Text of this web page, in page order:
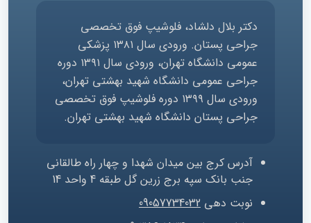
دکتر بلال دلشاد، فلوشیپ فوق تخصصی
جراحی پستان. ورودی سال ۱۳۸۱ پزشکی
عمومی دانشگاه تهران، ورودی سال ۱۳۹۱ دوره
جراحی عمومی دانشگاه شهید بهشتی تهران،
ورودی سال ۱۳۹۹ دوره فلوشیپ فوق تخصصی
جراحی پستان دانشگاه شهید بهشتی تهران.
آدرس کرج بین میدان شهدا و چهار راه طالقانی
جنب بانک سپه برج زرین گل طبقه 4 واحد 14
نوبت دهی 09057734032